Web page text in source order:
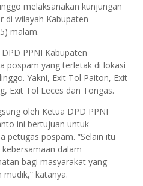
melaksanakan kunjungan
di wilayah Kabupaten
malam.
PPNI Kabupaten
pospam yang terletak di lokasi
Yakni, Exit Tol Paiton, Exit
Exit Tol Leces dan Tongas.
oleh Ketua DPD PPNI
ini bertujuan untuk
petugas pospam. “Selain itu
dalam
bagi masyarakat yang
katanya.